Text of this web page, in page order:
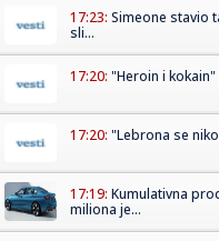
17:23: Simeone stavio
sli...
17:20: "Heroin i
17:20: "Lebrona se
17:19: Kumulativna
miliona je...